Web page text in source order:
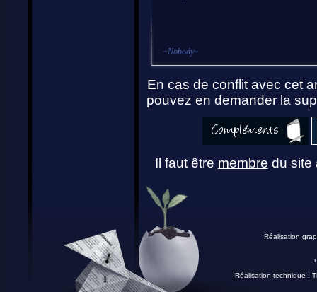
~Nobody~
En cas de conflit avec cet
pouvez en demander la
Il faut être membre du site
Réalisation
Réalisation technique :